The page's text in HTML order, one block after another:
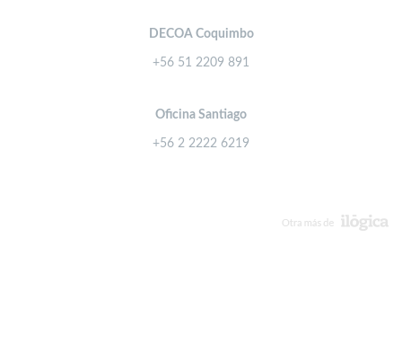
DECOA Coquimbo
+56 51 2209 891
Oficina Santiago
+56 2 2222 6219